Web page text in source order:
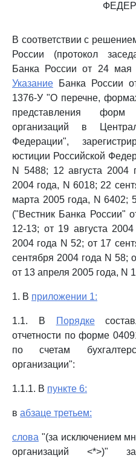
В соответствии с
России (протокол
Банка России от 24
Указание Банка России
1376-У "О перечне,
представления форм
организаций в
Федерации",
юстиции Российской
N 5488; 12 августа 2004
2004 года, N 6018; 22
марта 2005 года, N 6402;
("Вестник Банка России"
12-13; от 19 августа
2004 года N 52; от 17
сентября 2004 года N 58;
от 13 апреля 2005 года, N
1. В приложении 1:
1.1. В Порядке
отчетности по форме
по счетам
организации":
1.1.1. В пункте 6:
в абзаце третьем:
слова "(за исключением
организаций <*>)"